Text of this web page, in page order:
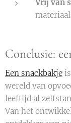
Vrij van
Conclusie:
Een snackbakje
wereld van
leeftijd al
Van het